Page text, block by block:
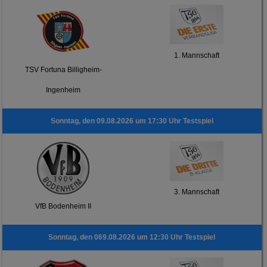
TSV Fortuna Billigheim-
Ingenheim
1. Mannschaft
Sonntag, den 09.08.2026 um 17:30 Uhr Testspiel
VfB Bodenheim II
3. Mannschaft
Sonntag, den 069.08.2026 um 12:30 Uhr Testspiel